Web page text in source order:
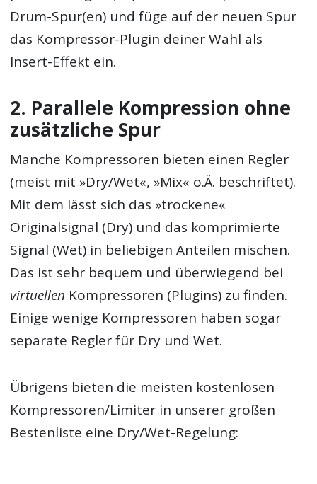
Drum-Spur(en) und füge auf der neuen Spur
das Kompressor-Plugin deiner Wahl als
Insert-Effekt ein.
2. Parallele Kompression ohne
zusätzliche Spur
Manche Kompressoren bieten einen Regler
(meist mit »Dry/Wet«, »Mix« o.Ä. beschriftet).
Mit dem lässt sich das »trockene«
Originalsignal (Dry) und das komprimierte
Signal (Wet) in beliebigen Anteilen mischen.
Das ist sehr bequem und überwiegend bei
virtuellen Kompressoren (Plugins) zu finden.
Einige wenige Kompressoren haben sogar
separate Regler für Dry und Wet.
Übrigens bieten die meisten kostenlosen
Kompressoren/Limiter in unserer großen
Bestenliste eine Dry/Wet-Regelung: